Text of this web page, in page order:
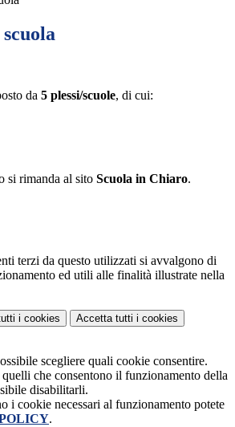
da 5 plessi/scuole, di cui:
si rimanda al sito Scuola in Chiaro.
terzi da questo utilizzati si avvalgono di
ed utili alle finalità illustrate nella
i cookies Accetta tutti i cookies
scegliere quali cookie consentire.
che consentono il funzionamento della
disabilitarli.
i cookie necessari al funzionamento potete
.